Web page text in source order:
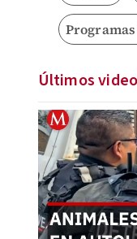
Últimos